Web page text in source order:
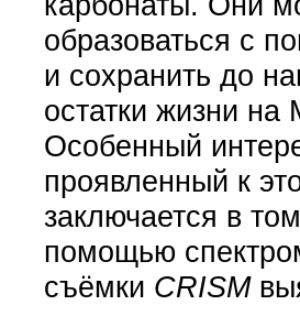
образоваться с
и сохранить до
остатки жизни на
Особенный
проявленный к
заключается в
помощью
съёмки CRISM